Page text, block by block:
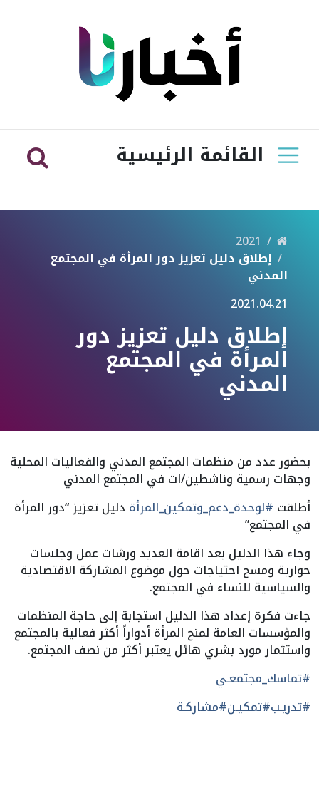
القائمة الرئيسية
2021
إطلاق دليل تعزيز دور المرأة في المجتمع
المدني
2021.04.21
إطلاق دليل تعزيز دور
المرأة في المجتمع
المدني
بحضور عدد من منظمات المجتمع المدني والفعاليات المحلية
وجهات رسمية وناشطين/ات في المجتمع المدني
أطلقت #لوحدة_دعم_وتمكين_المرأة دليل تعزيز “دور المرأة
في المجتمع”
وجاء هذا الدليل بعد اقامة العديد ورشات عمل وجلسات
حوارية ومسح احتياجات حول موضوع المشاركة الاقتصادية
والسياسية للنساء في المجتمع.
جاءت فكرة إعداد هذا الدليل استجابة إلى حاجة المنظمات
والمؤسسات العامة لمنح المرأة أدواراً أكثر فعالية بالمجتمع
واستثمار مورد بشري هائل يعتبر أكثر من نصف المجتمع.
#تماسك_مجتمعـي
#تدريـب#تمكيـن#مشاركـة